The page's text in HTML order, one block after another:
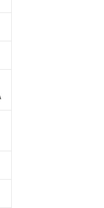
抜)を提供させていただ
ことをご了承ください。
ムロン制御機器販売店・
示しないようお願いしま
ンバーズにご登録され
および当社の共同利用者
用することをご了承くだ
1000ppm以下、フタル酸ジブチ
。
以下｢規制貨物等」とい
器並びにこれらの製造装
第三者に通知します。
担当のオムロン制御